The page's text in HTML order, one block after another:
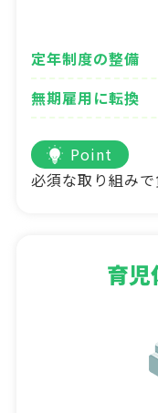
定年制度の整備
無期雇用に転換
Point
必須な取り組み
育児